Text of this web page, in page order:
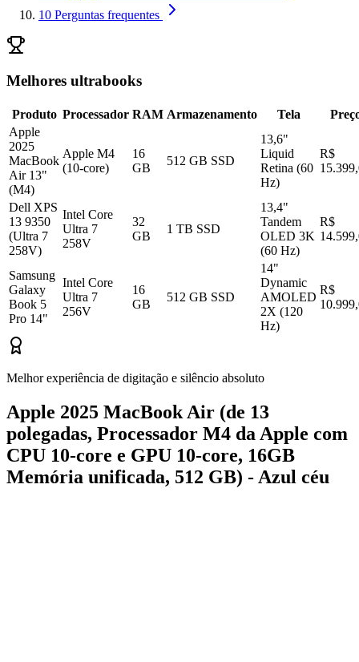
10 Perguntas frequentes
Melhores ultrabooks
Produto Processador RAM Armazenamento Tela
Apple
2025
MacBook
Air 13"
(M4)
Apple M4
(10-core)
16
GB
512 GB SSD
13,6"
Liquid
Retina (60
Hz)
R$
Dell XPS
13 9350
(Ultra 7
258V)
Intel Core
Ultra 7
258V
32
GB
1 TB SSD
13,4"
Tandem
OLED 3K
(60 Hz)
R$
Samsung
Galaxy
Book 5
Pro 14"
Intel Core
Ultra 7
256V
16
GB
512 GB SSD
14"
Dynamic
AMOLED
2X (120
Hz)
R$
Melhor experiência de digitação e silêncio absoluto
Apple 2025 MacBook Air (de 13
polegadas, Processador M4 da Apple com
CPU 10‑core e GPU 10‑core, 16GB
Memória unificada, 512 GB) - Azul céu